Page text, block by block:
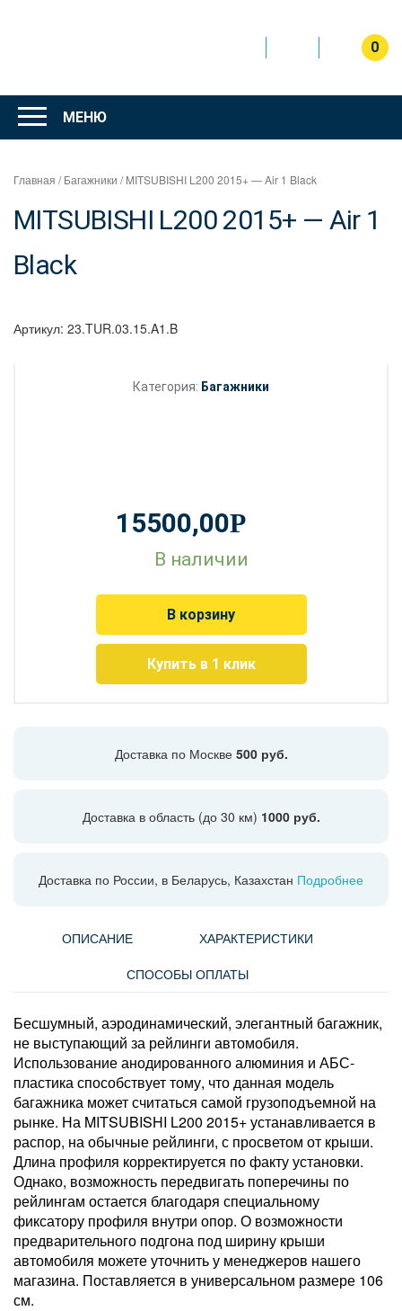
Интернет
магазин
"Can Auto"
0
МЕНЮ
Главная /Багажники / MITSUBISHI L200 2015+ — Air 1 Black
MITSUBISHI L200 2015+ — Air 1
Black
Артикул: 23.TUR.03.15.A1.B
Категория: Багажники
15500,00Р
В наличии
В корзину
Купить в 1 клик
Доставка по Москве 500 руб.
Доставка в область (до 30 км) 1000 руб.
Доставка по России, в Беларусь, Казахстан Подробнее
ОПИСАНИЕ
ХАРАКТЕРИСТИКИ
СПОСОБЫ ОПЛАТЫ
Бесшумный, аэродинамический, элегантный багажник,
не выступающий за рейлинги автомобиля.
Использование анодированного алюминия и АБС-
пластика способствует тому, что данная модель
багажника может считаться самой грузоподъемной на
рынке. На MITSUBISHI L200 2015+ устанавливается в
распор, на обычные рейлинги, с просветом от крыши.
Длина профиля корректируется по факту установки.
Однако, возможность передвигать поперечины по
рейлингам остается благодаря специальному
фиксатору профиля внутри опор. О возможности
предварительного подгона под ширину крыши
автомобиля можете уточнить у менеджеров нашего
магазина. Поставляется в универсальном размере 106
см.